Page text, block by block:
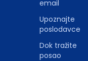
email
Upoznajte
poslodavce
Dok tražite
posao